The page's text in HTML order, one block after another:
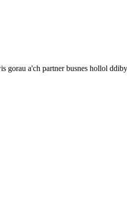
gorau a'ch partner busnes hollol